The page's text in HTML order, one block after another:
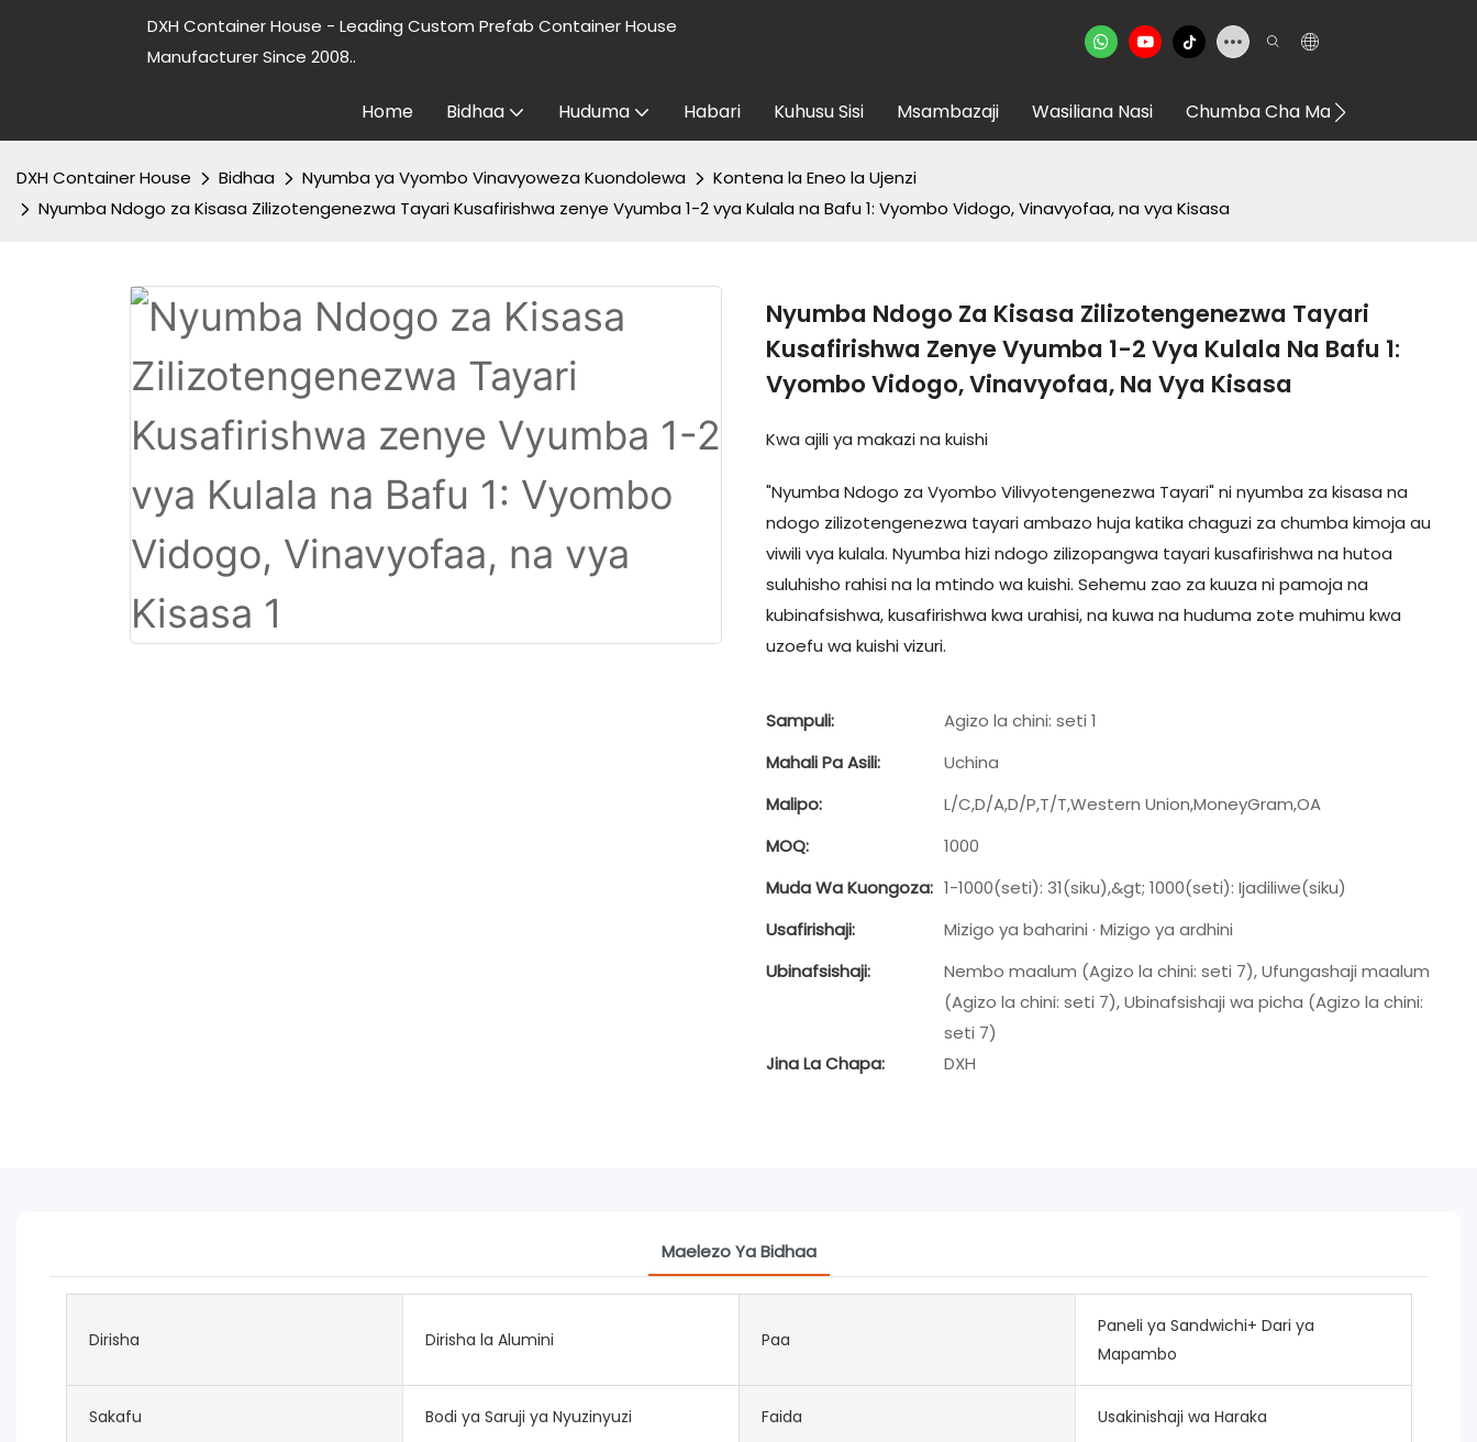
DXH Container House - Leading Custom Prefab Container House
Manufacturer Since 2008..
Home Bidhaa Huduma Habari Kuhusu Sisi Msambazaji Wasiliana Nasi Chumba Cha Maonyesho Cha VR
DXH Container House Bidhaa Nyumba ya Vyombo Vinavyoweza Kuondolewa
Kontena la Eneo la Ujenzi
Nyumba Ndogo za Kisasa Zilizotengenezwa Tayari Kusafirishwa zenye Vyumba 1-2 vya Kulala na Bafu 1: Vyombo Vidogo, Vinavyofaa, na vya Kisasa
Nyumba Ndogo Za Kisasa Zilizotengenezwa Tayari
Kusafirishwa Zenye Vyumba 1-2 Vya Kulala Na Bafu 1:
Vyombo Vidogo, Vinavyofaa, Na Vya Kisasa
Kwa ajili ya makazi na kuishi
"Nyumba Ndogo za Vyombo Vilivyotengenezwa Tayari" ni nyumba za kisasa na
ndogo zilizotengenezwa tayari ambazo huja katika chaguzi za chumba kimoja au
viwili vya kulala. Nyumba hizi ndogo zilizopangwa tayari kusafirishwa na hutoa
suluhisho rahisi na la mtindo wa kuishi. Sehemu zao za kuuza ni pamoja na
kubinafsishwa, kusafirishwa kwa urahisi, na kuwa na huduma zote muhimu kwa
uzoefu wa kuishi vizuri.
Sampuli:
Agizo la chini: seti 1
Mahali Pa Asili:
Uchina
Malipo:
L/C,D/A,D/P,T/T,Western Union,MoneyGram,OA
MOQ:
1000
Muda Wa Kuongoza: 1-1000(seti): 31(siku),&gt; 1000(seti): Ijadiliwe(siku)
Usafirishaji:
Mizigo ya baharini · Mizigo ya ardhini
Ubinafsishaji:
Nembo maalum (Agizo la chini: seti 7), Ufungashaji maalum
(Agizo la chini: seti 7), Ubinafsishaji wa picha (Agizo la chini:
seti 7)
Jina La Chapa:
DXH
Maelezo Ya Bidhaa
Dirisha Dirisha la Alumini Paa
Paneli ya Sandwichi+ Dari ya
Mapambo
Sakafu Bodi ya Saruji ya Nyuzinyuzi Faida Usakinishaji wa Haraka